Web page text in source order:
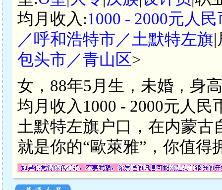
均月收入:1000 - 2000元人民
／呼和浩特市／土默特左旗|
包头市／青山区>
女，88年5月生，未婚，身
均月收入1000 - 2000元人
土默特左旗户口，在内蒙
就是你的“歐萊雅”，你值得